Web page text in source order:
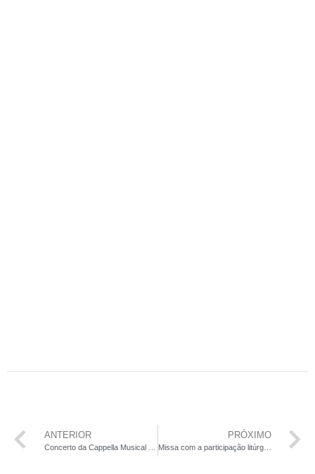
ANTERIOR PRÓXIMO
Missa com a participação litúrgico-musical do Coro do Papa reuniu cerca de três mil fiéis na Catedral de Brasília